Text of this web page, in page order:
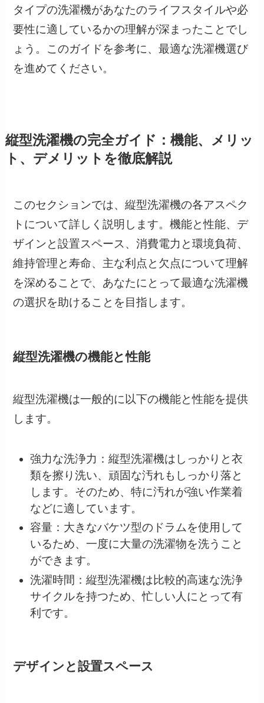
タイプの洗濯機があなたのライフスタイルや必
要性に適しているかの理解が深まったことでし
ょう。このガイドを参考に、最適な洗濯機選び
を進めてください。
縦型洗濯機の完全ガイド：機能、メリッ
ト、デメリットを徹底解説
このセクションでは、縦型洗濯機の各アスペク
トについて詳しく説明します。機能と性能、デ
ザインと設置スペース、消費電力と環境負荷、
維持管理と寿命、主な利点と欠点について理解
を深めることで、あなたにとって最適な洗濯機
の選択を助けることを目指します。
縦型洗濯機の機能と性能
縦型洗濯機は一般的に以下の機能と性能を提供
します。
強力な洗浄力：縦型洗濯機はしっかりと衣
類を擦り洗い、頑固な汚れもしっかり落と
します。そのため、特に汚れが強い作業着
などに適しています。
容量：大きなバケツ型のドラムを使用して
いるため、一度に大量の洗濯物を洗うこと
ができます。
洗濯時間：縦型洗濯機は比較的高速な洗浄
サイクルを持つため、忙しい人にとって有
利です。
デザインと設置スペース